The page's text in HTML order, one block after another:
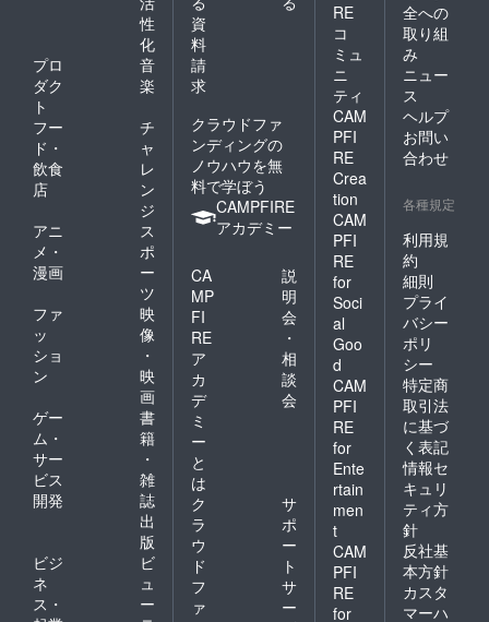
性
化
プロ
ダク
ト
音
楽
フー
ド・
飲食
店
チ
ャ
レ
ン
ジ
アニ
メ・
漫画
ス
ポ
ー
ツ
ファ
ッ
ショ
ン
映
像
・
映
画
ゲー
ム・
サー
ビス
開発
書
籍
・
雑
誌
出
版
ビジ
ネ
ス・
ビ
ュ
ー
資
料
請
求
クラウドファ
ンディングの
ノウハウを無
料で学ぼう
CAMPFIRE
アカデミー
CA
MP
FI
RE
ア
カ
デ
ミ
ー
と
は
説
明
会
・
相
談
会
ク
ラ
ウ
ド
フ
ァ
サ
ポ
ー
ト
サ
ー
RE
コ
ミュ
ニ
ティ
CAM
PFI
RE
Crea
tion
CAM
PFI
RE
for
Soci
al
Goo
d
CAM
PFI
RE
for
Ente
rtain
men
t
CAM
PFI
RE
for
全への
取り組
み
ニュー
ス
ヘルプ
お問い
合わせ
各種規定
利用規
約
細則
プライ
バシー
ポリ
シー
特定商
取引法
に基づ
く表記
情報セ
キュリ
ティ方
針
反社基
本方針
カスタ
マーハ